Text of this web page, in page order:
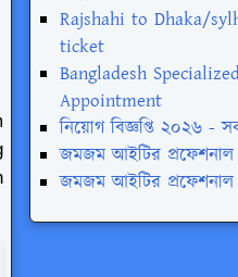
Rajshahi to Dhaka/
ticket
Bangladesh
Appointment
নিয়োগ বিজ্ঞপ্তি ২০২৬ -
জমজম আইটির প্রফেশনাল
জমজম আইটির